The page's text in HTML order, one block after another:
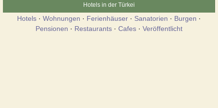
Hotels in der Türkei
Hotels · Wohnungen · Ferienhäuser · Sanatorien · Burgen ·
Pensionen · Restaurants · Cafes · Veröffentlicht